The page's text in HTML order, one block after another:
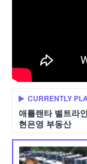
CURRENTLY
애틀랜타 벨트라
현은영 부동산